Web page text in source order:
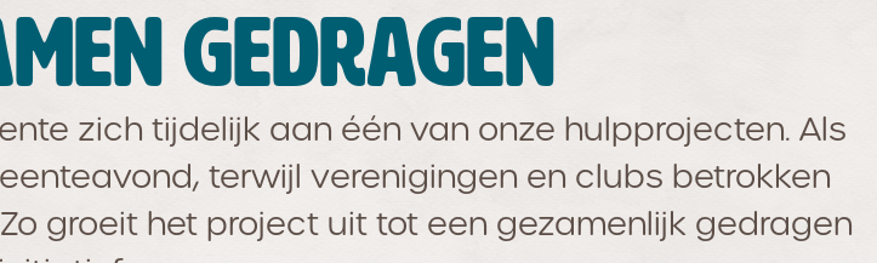
GEDRAGEN
zich tijdelijk aan één van onze hulpprojecten. Als
terwijl verenigingen en clubs betrokken
groeit het project uit tot een gezamenlijk gedragen